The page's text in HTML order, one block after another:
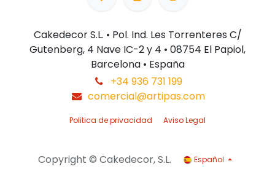
Cakedecor S.L. • Pol. Ind. Les Torrenteres C/
Gutenberg, 4 Nave IC-2 y 4 • 08754 El Papiol,
Barcelona • España
+34 936 731 199
comercial@artipas.com
Politica de privacidad Aviso Legal
Copyright © Cakedecor, S.L. Español